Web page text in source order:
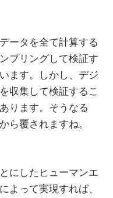
ータを全て計算する
プリングして検証す
ます。しかし、デジ
収集して検証するこ
ります。そうなる
ら覆されますね。
にしたヒューマンエ
よって実現すれば、